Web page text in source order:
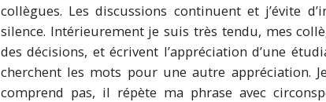
collègues. Les discussions continuent et j’évite
silence. Intérieurement je suis très tendu, mes
des décisions, et écrivent l’appréciation d’une
cherchent les mots pour une autre appréciation.
comprend pas, il répète ma phrase avec